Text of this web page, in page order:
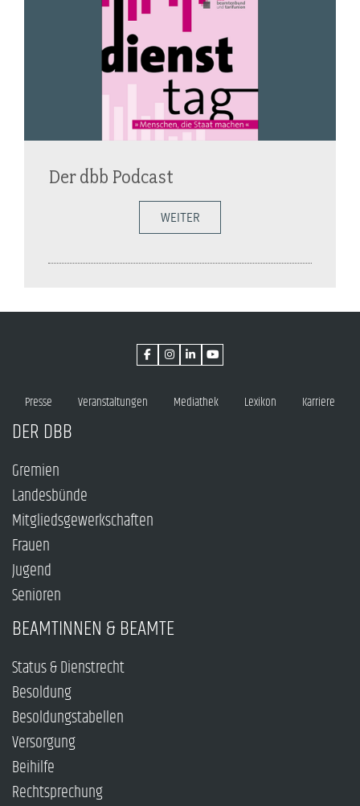
Der dbb Podcast
WEITER
Presse Veranstaltungen Mediathek Lexikon Karriere
DER DBB
Gremien
Landesbünde
Mitgliedsgewerkschaften
Frauen
Jugend
Senioren
BEAMTINNEN & BEAMTE
Status & Dienstrecht
Besoldung
Besoldungstabellen
Versorgung
Beihilfe
Rechtsprechung